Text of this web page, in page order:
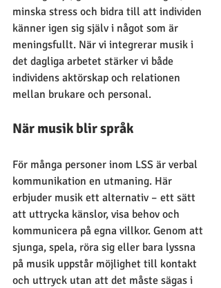
minska stress och bidra till att individen
känner igen sig själv i något som är
meningsfullt. När vi integrerar musik i
det dagliga arbetet stärker vi både
individens aktörskap och relationen
mellan brukare och personal.
När musik blir språk
För många personer inom LSS är verbal
kommunikation en utmaning. Här
erbjuder musik ett alternativ – ett sätt
att uttrycka känslor, visa behov och
kommunicera på egna villkor. Genom att
sjunga, spela, röra sig eller bara lyssna
på musik uppstår möjlighet till kontakt
och uttryck utan att det måste sägas i